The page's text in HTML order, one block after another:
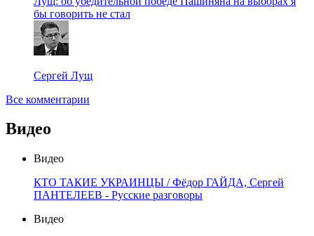
бы говорить не стал
Сергей Лущ
Все комментарии
Видео
Видео
КТО ТАКИЕ УКРАИНЦЫ / Фёдор ГАЙДА, Сергей
ПАНТЕЛЕЕВ - Русские разговоры
Видео